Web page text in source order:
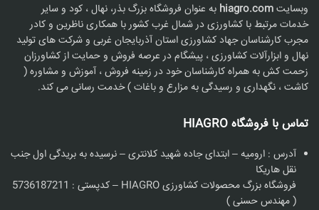
وبسایتhiagro.com به عنوان فروشگاه بزرگ بذر، نهال ، کود و سایر
خدمات مرتبط با کشاورزی در شمال غرب کشور با همکاری ناظرین و کادر
مجرب کارشناسان جهاد کشاورزی استان آذربایجان غربی و شرکت های تولید
نهال و ابزارآلات کشاورزی ، پیشگام در عرصه فروش و حمایت از کشاورزان
زحمت کش به همراه کارشناسان خود در زمینه فروش ، آموزش و مشاوره (
کاشت ، نگهداری و رسیدگی به مزارع و باغات ) خدمت رسانی می کند.
تماس با فروشگاه HIAGRO
آدرس : ارومیه – ابتدای جاده شهید کلانتری – نرسیده به بریدگی اول جنب
نقل هاریکا
فروشگاه بزرگ محصولات کشاورزی HIAGRO – کدپستی : 5736187211
( مهندس حسنی )